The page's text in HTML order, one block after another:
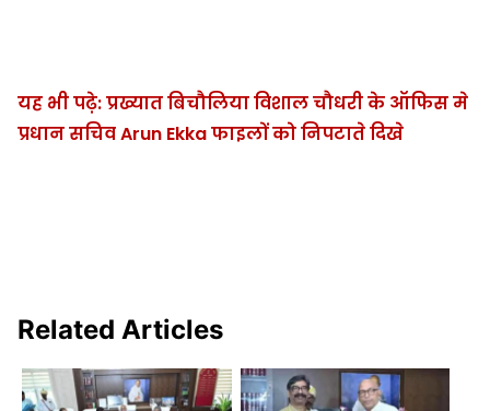
यह भी पढ़े: प्रख्यात बिचौलिया विशाल चौधरी के ऑफिस मे
प्रधान सचिव Arun Ekka फाइलों को निपटाते दिखे
Related Articles